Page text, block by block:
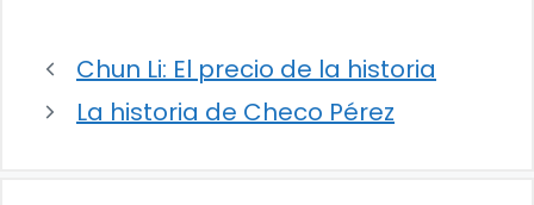
Chun Li: El precio de la historia
La historia de Checo Pérez